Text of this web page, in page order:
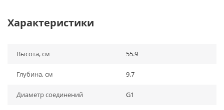
Характеристики
Высота, см 55.9
Глубина, см 9.7
Диаметр соединений G1